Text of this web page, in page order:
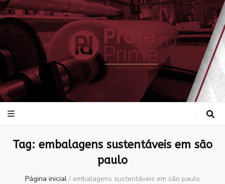
ProtePrime
Blog
Tag: embalagens sustentáveis em são
paulo
Página inicial / embalagens sustentáveis em são paulo